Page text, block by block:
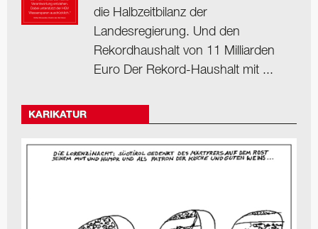
die Halbzeitbilanz der
Landesregierung. Und den
Rekordhaushalt von 11 Milliarden
Euro Der Rekord-Haushalt mit ...
KARIKATUR